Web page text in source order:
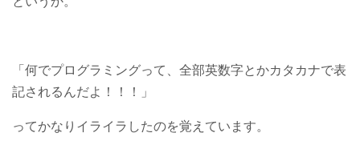
「何でプログラミングって、全部英数字とかカタカナで表
記されるんだよ！！！」
ってかなりイライラしたのを覚えています。